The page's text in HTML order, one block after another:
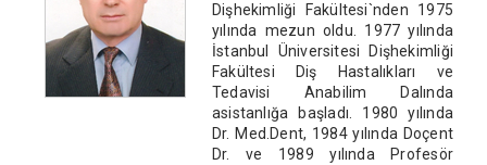
Dişhekimliği Fakültesi`nden 1975
yılında mezun oldu. 1977 yılında
İstanbul Üniversitesi Dişhekimliği
Fakültesi Diş Hastalıkları ve
Tedavisi Anabilim Dalında
asistanlığa başladı. 1980 yılında
Dr. Med.Dent, 1984 yılında Doçent
Dr. ve 1989 yılında Profesör